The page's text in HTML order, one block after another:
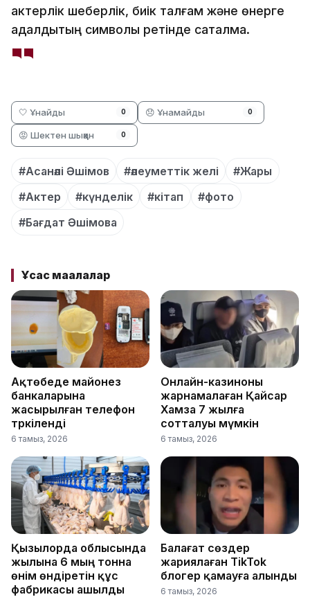
актерлік шеберлік, биік талғам және өнерге
адалдықтың символы ретінде сақталмақ.
🤍 Ұнайды 0 😞 Ұнамайды 0
😡 Шектен шыққан 0
#Асанәлі Әшімов #әлеуметтік желі
#Жары
#Актер
#күнделік #кітап
#фото
#Бағдат Әшімова
Ұқсас мақалалар
Ақтөбеде майонез
банкаларына
жасырылған телефон
тәркіленді
6 тамыз, 2026
Онлайн-казиноны
жарнамалаған Қайсар
Хамза 7 жылға
сотталуы мүмкін
6 тамыз, 2026
Қызылорда облысында
жылына 6 мың тонна
өнім өндіретін құс
фабрикасы ашылды
Балағат сөздер
жариялаған TikTok
блогер қамауға алынды
6 тамыз, 2026